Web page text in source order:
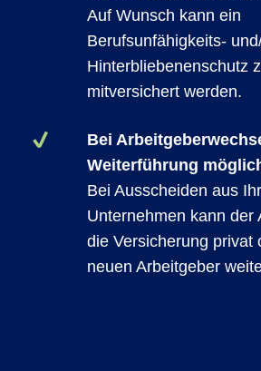
Auf Wunsch kann ein
Berufsunfähigkeits-
Hinterbliebenenschutz
mitversichert werden.
Bei
Weiterführung
Bei Ausscheiden aus
Unternehmen kann der
die Versicherung privat
neuen Arbeitgeber